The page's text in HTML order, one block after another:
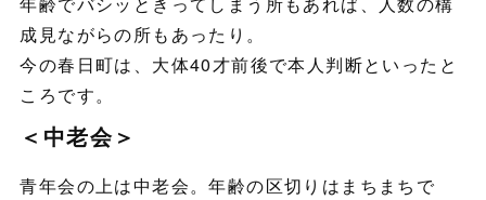
成見ながらの所もあったり。
今の春日町は、大体40才前後で本人判断といったと
ころです。
＜中老会＞
青年会の上は中老会。年齢の区切りはまちまちで